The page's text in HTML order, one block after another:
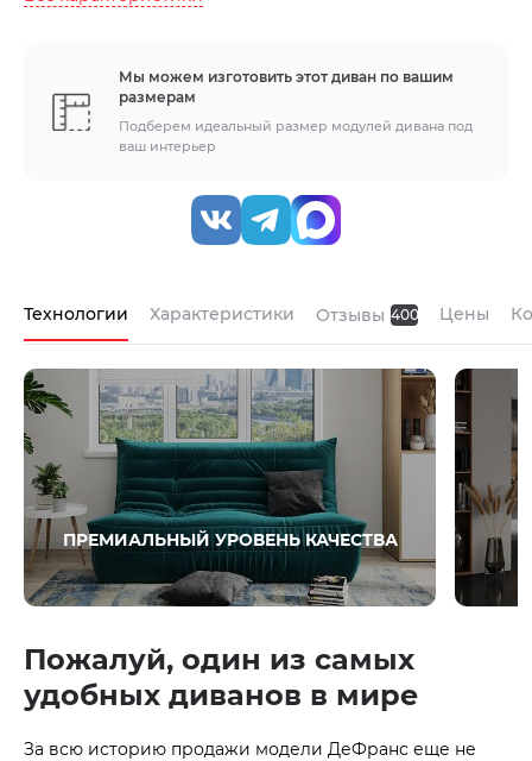
Мы можем изготовить этот диван по вашим
размерам
Подберем идеальный размер модулей дивана под
ваш интерьер
Технологии Характеристики Отзывы 400 Цены
ПРЕМИАЛЬНЫЙ УРОВЕНЬ КАЧЕСТВА
Пожалуй, один из самых
удобных диванов в мире
За всю историю продажи модели ДеФранс еще не